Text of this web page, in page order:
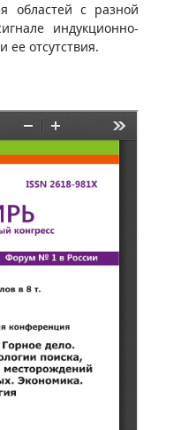
областей с разной
индукционно-
отсутствия.